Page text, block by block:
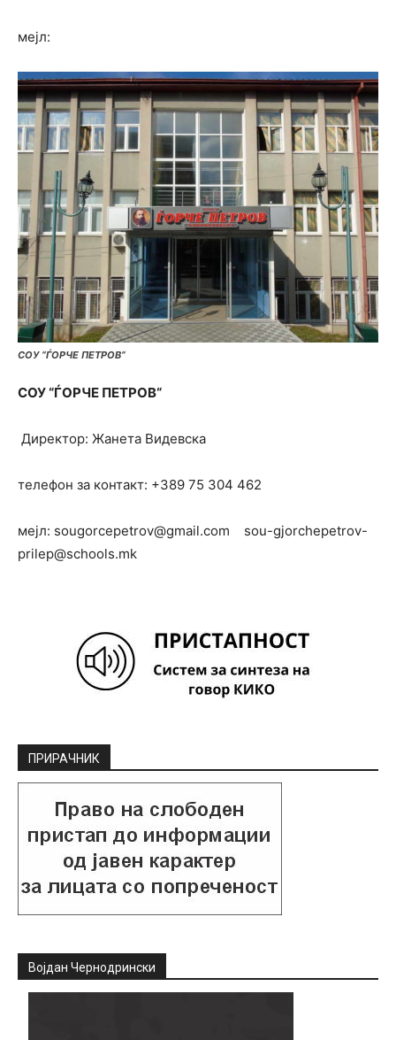
мејл:
СОУ “ЃОРЧЕ ПЕТРОВ“
СОУ“ЃОРЧЕ ПЕТРОВ“
Директор: Жанета Видевска
телефон за контакт: +389 75 304 462
мејл: sougorcepetrov@gmail.com sou-gjorchepetrov-
prilep@schools.mk
ПРИРАЧНИК
Војдан Чернодрински